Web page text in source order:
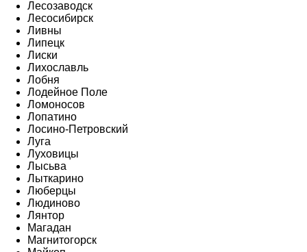
Лесозаводск
Лесосибирск
Ливны
Липецк
Лиски
Лихославль
Лобня
Лодейное Поле
Ломоносов
Лопатино
Лосино-Петровский
Луга
Луховицы
Лысьва
Лыткарино
Люберцы
Людиново
Лянтор
Магадан
Магнитогорск